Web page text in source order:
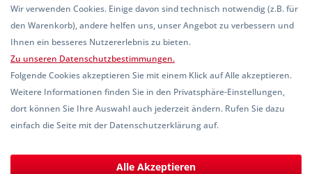
7,50 € *
Sofort versandfertig, Lieferzeit ca. 1-3 Werktage
Wir verwenden Cookies. Einige davon sind technisch notwendig (z.B. für
den Warenkorb), andere helfen uns, unser Angebot zu verbessern und
Ihnen ein besseres Nutzererlebnis zu bieten.
Zu unseren Datenschutzbestimmungen.
Folgende Cookies akzeptieren Sie mit einem Klick auf Alle akzeptieren.
Weitere Informationen finden Sie in den Privatsphäre-Einstellungen,
dort können Sie Ihre Auswahl auch jederzeit ändern. Rufen Sie dazu
einfach die Seite mit der Datenschutzerklärung auf.
Alle Akzeptieren